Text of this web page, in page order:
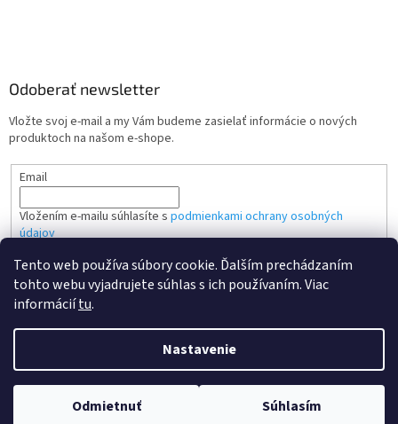
Tento web používa súbory cookie. Ďalším prechádzaním
tohto webu vyjadrujete súhlas s ich používaním. Viac
informáciítu.
Nastavenie
Odmietnuť Súhlasím
Odoberať newsletter
Vložte svoj e-mail a my Vám budeme zasielať informácie o nových
produktoch na našom e-shope.
Email
Vložením e-mailu súhlasíte s podmienkami ochrany osobných
údajov
PRIHLÁSIŤ SA
Vytvoril Shoptet
Copyright 2026Kvalitne tonery SK . Všetky práva vyhradené.